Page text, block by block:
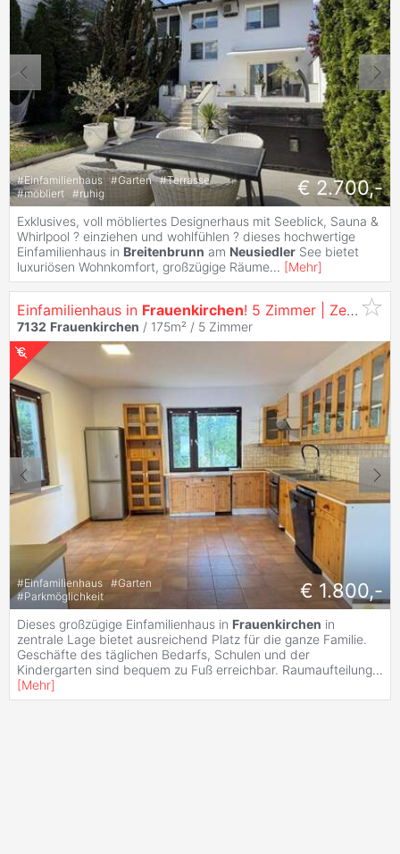
#Einfamilienhaus #Garten #Terrasse
#möbliert #ruhig € 2.700,-
Exklusives, voll möbliertes Designerhaus mit Seeblick, Sauna &
Whirlpool ? einziehen und wohlfühlen ? dieses hochwertige
Einfamilienhaus in Breitenbrunn am Neusiedler See bietet
luxuriösen Wohnkomfort, großzügige Räume... [Mehr]
Einfamilienhaus in Frauenkirchen! 5 Zimmer | Zentral gelegen | Idyllischer Garten | Klimatisiert
7132 Frauenkirchen / 175m² / 5 Zimmer
#Einfamilienhaus #Garten
#Parkmöglichkeit € 1.800,-
Dieses großzügige Einfamilienhaus in Frauenkirchen in
zentrale Lage bietet ausreichend Platz für die ganze Familie.
Geschäfte des täglichen Bedarfs, Schulen und der
Kindergarten sind bequem zu Fuß erreichbar. Raumaufteilung...
[Mehr]